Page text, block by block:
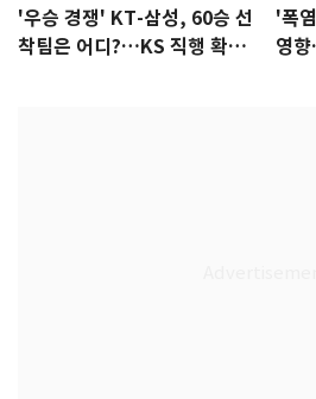
'우승 경쟁' KT-삼성, 60승 선
착팀은 어디?…KS 직행 확률
'폭
영